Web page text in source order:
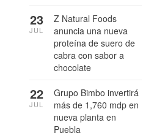
Z Natural Foods
anuncia una nueva
proteína de suero de
cabra con sabor a
chocolate
23
JUL
Grupo Bimbo invertirá
más de 1,760 mdp en
nueva planta en
Puebla
22
JUL